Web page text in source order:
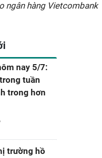
ngân hàng Vietcombank
nay 5/7:
tuần
trong hơn
trường hồ